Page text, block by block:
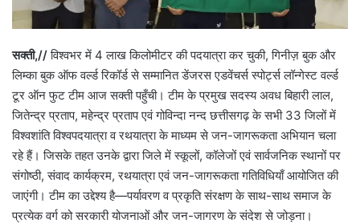
सक्ती,//विश्वभर में 4 लाख किलोमीटर की पदयात्रा कर चुकी, गिनीज़ बुक और
लिम्का बुक ऑफ वर्ल्ड रिकॉर्ड से सम्मानित डेंजरस एडवेंचर्स स्पोर्ट्स लॉन्गेस्ट वर्ल्ड
टूर ऑन फुट टीम आज सक्ती पहुँची। टीम के प्रमुख सदस्य अवध बिहारी लाल,
जितेन्द्र प्रताप, महेन्द्र प्रताप एवं गोविन्दा नन्द छत्तीसगढ़ के सभी 33 जिलों में
विश्वशांति विश्वपदयात्रा व रथयात्रा के माध्यम से जन-जागरूकता अभियान चला
रहे हैं। जिसके तहत उनके द्वारा जिले में स्कूलों, कॉलेजों एवं सार्वजनिक स्थानों पर
संगोष्ठी, संवाद कार्यक्रम, रथयात्रा एवं जन-जागरूकता गतिविधियाँ आयोजित की
जाएंगी। टीम का उद्देश्य है—पर्यावरण व प्रकृति संरक्षण के साथ-साथ समाज के
प्रत्येक वर्ग को सरकारी योजनाओं और जन-जागरण के संदेश से जोड़ना।